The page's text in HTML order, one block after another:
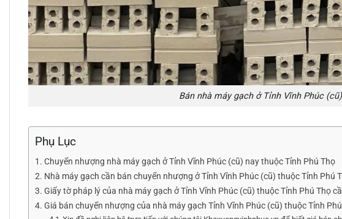
Bán nhà máy gạch ở Tỉnh Vĩnh Phúc
Phụ Lục
Chuyển nhượng nhà máy gạch ở Tỉnh Vĩnh Phúc (cũ) nay thuộc Tỉnh Phú Thọ
Nhà máy gạch cần bán chuyển nhượng ở Tỉnh Vĩnh Phúc (cũ) thuộc Tỉnh Phú
Giấy tờ pháp lý của nhà máy gạch ở Tỉnh Vĩnh Phúc (cũ) thuộc Tỉnh Phú Thọ
Giá bán chuyển nhượng của nhà máy gạch Tỉnh Vĩnh Phúc (cũ) thuộc Tỉnh